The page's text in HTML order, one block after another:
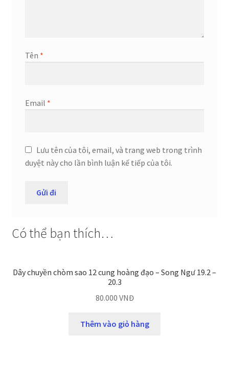
Tên *
Email *
Lưu tên của tôi, email, và trang web trong trình
duyệt này cho lần bình luận kế tiếp của tôi.
Có thể bạn thích…
Dây chuyền chòm sao 12 cung hoàng đạo – Song Ngư 19.2 –
20.3
80.000 VNĐ
Thêm vào giỏ hàng